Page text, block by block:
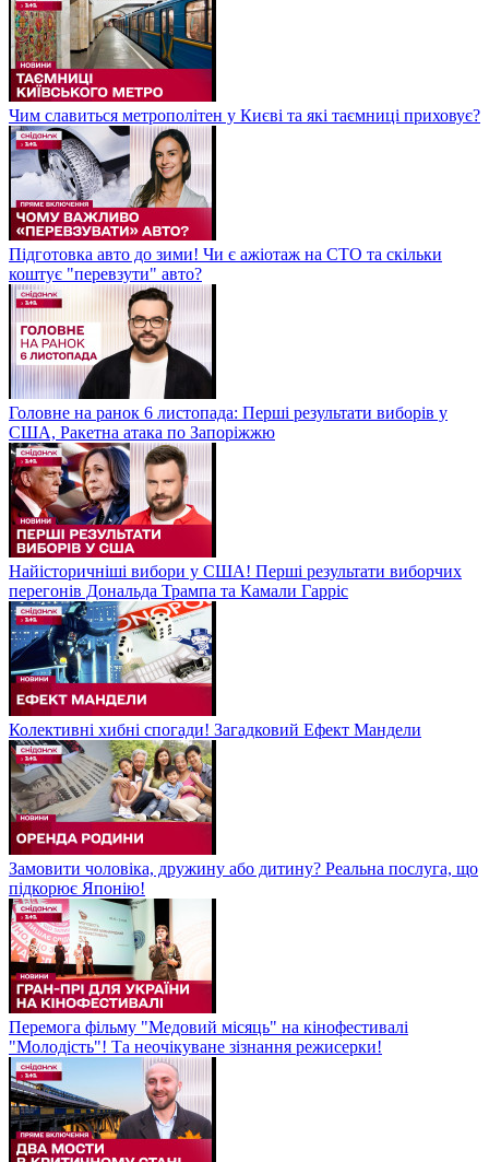
Чим славиться метрополітен у Києві та які таємниці приховує?
Підготовка авто до зими! Чи є ажіотаж на СТО та скільки
коштує "перевзути" авто?
Головне на ранок 6 листопада: Перші результати виборів у
США, Ракетна атака по Запоріжжю
Найісторичніші вибори у США! Перші результати виборчих
перегонів Дональда Трампа та Камали Гарріс
Колективні хибні спогади! Загадковий Ефект Мандели
Замовити чоловіка, дружину або дитину? Реальна послуга, що
підкорює Японію!
Перемога фільму "Медовий місяць" на кінофестивалі
"Молодість"! Та неочікуване зізнання режисерки!